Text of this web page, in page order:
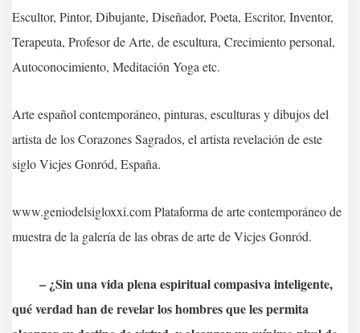
Escultor, Pintor, Dibujante, Diseñador, Poeta, Escritor, Inventor,
Terapeuta, Profesor de Arte, de escultura, Crecimiento personal,
Autoconocimiento, Meditación Yoga etc.
Arte español contemporáneo, pinturas, esculturas y dibujos del
artista de los Corazones Sagrados, el artista revelación de este
siglo Vicjes Gonród, España.
www.geniodelsigloxxi.com Plataforma de arte contemporáneo de
muestra de la galería de las obras de arte de Vicjes Gonród.
– ¿Sin una vida plena espiritual compasiva inteligente,
qué verdad han de revelar los hombres que les permita